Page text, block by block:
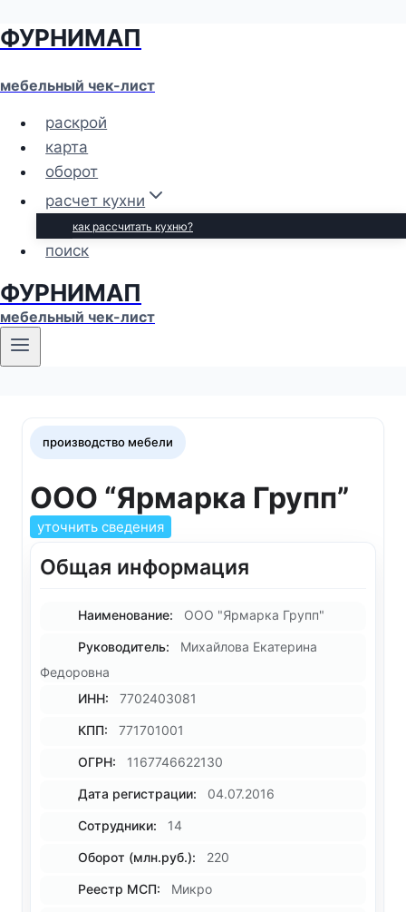
Перейти
содержимому
ФУРНИМАП
мебельный чек-лист
раскрой
карта
оборот
расчет кухни
как рассчитать кухню?
поиск
ФУРНИМАП
мебельный чек-лист
производство мебели
ООО “Ярмарка Групп”
уточнить сведения
Общая информация
Наименование: ООО "Ярмарка Групп"
Руководитель:
Михайлова Екатерина
Федоровна
ИНН:
7702403081
КПП: 771701001
ОГРН: 1167746622130
Дата регистрации: 04.07.2016
Сотрудники: 14
Оборот (млн.руб.): 220
Реестр МСП: Микро